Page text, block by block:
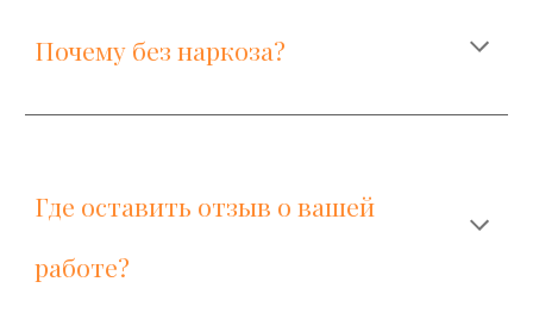
Почему без наркоза?
Где оставить отзыв о вашей
работе?